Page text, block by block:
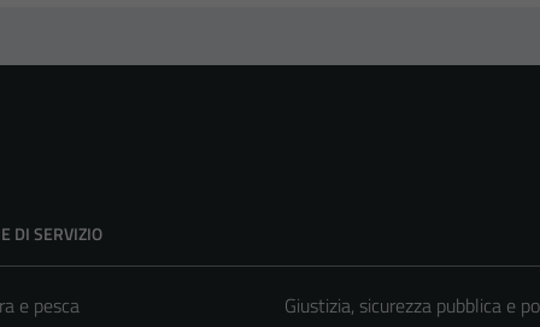
DI SERVIZIO
e pesca
Giustizia, sicurezza pubblica e